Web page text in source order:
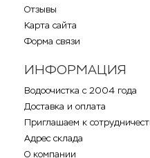
Отзывы
Карта сайта
Форма связи
ИНФОРМАЦИЯ
Водоочистка с 2004 года
Доставка и оплата
Приглашаем к
Адрес склада
О компании